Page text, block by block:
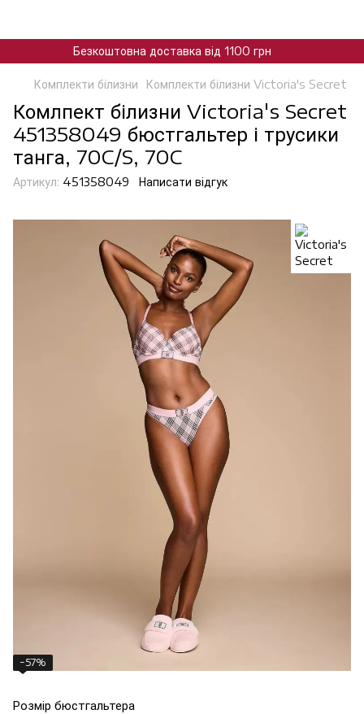
Безкоштовна доставка від 1100 грн
Комплекти білизни Комплекти білизни Victoria's Secret
Комлпект білизни Victoria's Secret
451358049 бюстгальтер і трусики
танга, 70C/S, 70C
Артикул: 451358049 Написати відгук
−57%
Розмір бюстгальтера